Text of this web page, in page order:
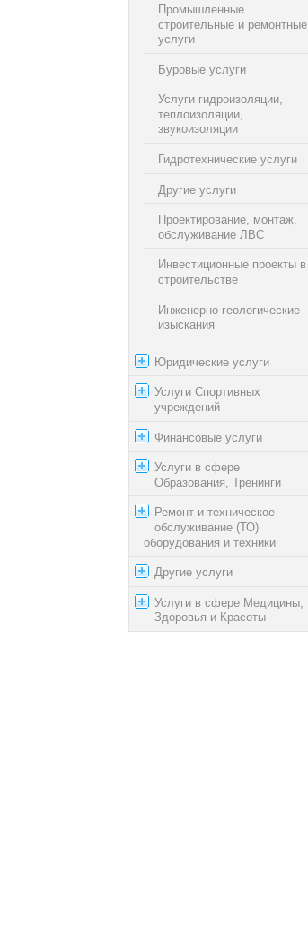
Промышленные
строительные и ремонтные
услуги
Буровые услуги
Услуги гидроизоляции,
теплоизоляции,
звукоизоляции
Гидротехнические услуги
Другие услуги
Проектирование, монтаж,
обслуживание ЛВС
Инвестиционные проекты в
строительстве
Инженерно-геологические
изыскания
Юридические услуги
Услуги Спортивных
учреждений
Финансовые услуги
Услуги в сфере
Образования, Тренинги
Ремонт и техническое
обслуживание (ТО)
оборудования и техники
Другие услуги
Услуги в сфере Медицины,
Здоровья и Красоты